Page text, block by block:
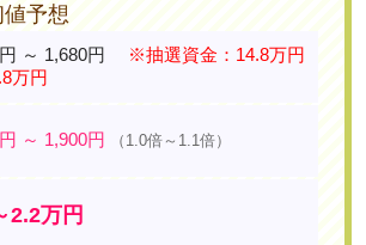
予想
～ 1,680円
※抽選資金：14.8万円
万円
～ 1,900円 （1.0倍～1.1倍）
2.2万円